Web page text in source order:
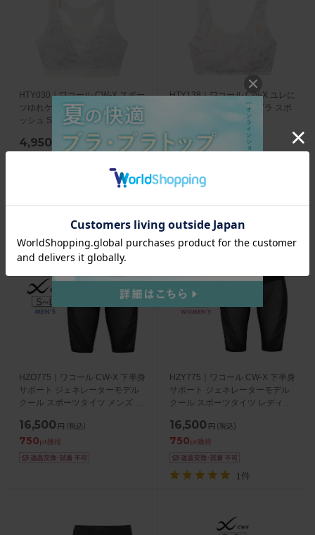
HTY030｜ワコール CW-X スポー
ツゆれケアブラ スポーツブラ メ
ッシュ S/M/L/LL
4,950 (税込)
HTY138｜ワコール CW-X ユレに
ーツブラ S/M/L/3L
5,830円(税込)
2件
HZO775｜ワコール CW-X 下半身
サポート ジェネレーターモデル
クール スポーツタイツ メンズ ハ
16,500 円 (税込)
750pt獲得
HZY775｜ワコール CW-X 下半身
サポート ジェネレーターモデル
クール スポーツタイツ レディー
16,500 円 (税込)
750pt獲得
1件